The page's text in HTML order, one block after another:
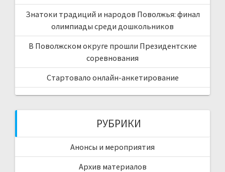
Знатоки традиций и народов Поволжья: финал
олимпиады среди дошкольников
В Поволжском округе прошли Президентские
соревнования
Стартовало онлайн-анкетирование
РУБРИКИ
Анонсы и мероприятия
Архив материалов